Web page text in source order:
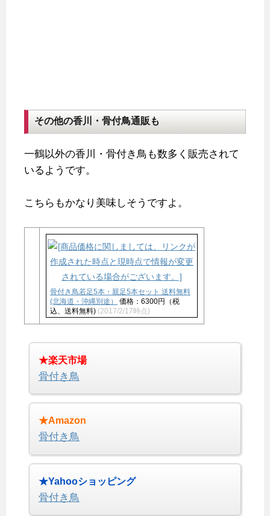
その他の香川・骨付鳥通販も
一鶴以外の香川・骨付き鳥も数多く販売されて
いるようです。
こちらもかなり美味しそうですよ。
骨付き鳥若足5本・親足5本セット 送料無料
(北海道・沖縄別途）
価格：6300円（税
込、送料無料) (2017/2/17時点)
★楽天市場
骨付き鳥
★Amazon
骨付き鳥
★Yahooショッピング
骨付き鳥